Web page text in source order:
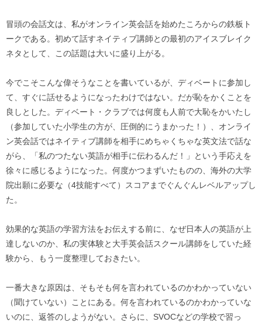
冒頭の会話文は、私がオンライン英会話を始めたころからの鉄板ト
ークである。初めて話すネイティブ講師との最初のアイスブレイク
ネタとして、この話題は大いに盛り上がる。
今でこそこんな偉そうなことを書いているが、ディベートに参加し
て、すぐに話せるようになったわけではない。だが恥をかくことを
良しとした。ディベート・クラブでは何度も人前で大恥をかいたし
（参加していた小学生の方が、圧倒的にうまかった！）、オンライ
ン英会話ではネイティブ講師を相手にめちゃくちゃな英文法で話な
がら、「私のつたない英語が相手に伝わるんだ！」という手応えを
徐々に感じるようになった。何度かつまずいたものの、海外の大学
院出願に必要な（4技能すべて）スコアまでぐんぐんレベルアップし
た。
効果的な英語の学習方法をお伝えする前に、なぜ日本人の英語が上
達しないのか、私の実体験と大手英会話スクール講師をしていた経
験から、もう一度整理しておきたい。
一番大きな原因は、そもそも何を言われているのかわかっていない
（聞けていない）ことにある。何を言われているのかわかっていな
いのに、返答のしようがない。さらに、SVOCなどの学校で習っ